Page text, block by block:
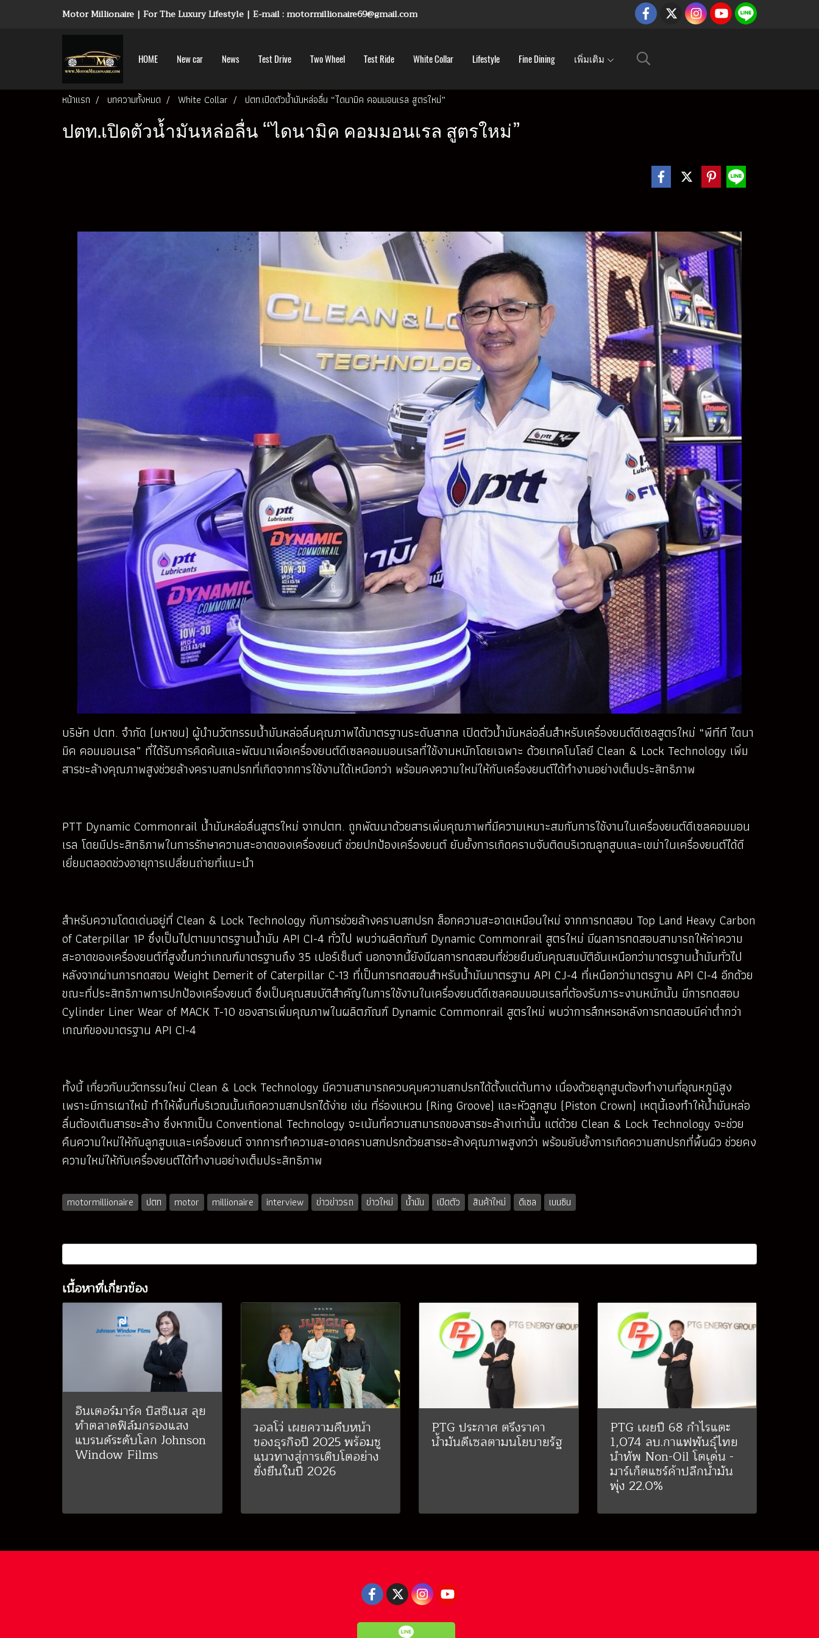
Motor Millionaire | For The Luxury Lifestyle | E-mail : motormillionaire69@gmail.com
HOME New car News Test Drive Two Wheel Test Ride White Collar Lifestyle Fine Dining เพิ่มเติม
หน้าแรก บทความทั้งหมด White Collar ปตท.เปิดตัวน้ำมันหล่อลื่น “ไดนามิค คอมมอนเรล สูตรใหม่”
ปตท.เปิดตัวน้ำมันหล่อลื่น “ไดนามิค คอมมอนเรล สูตรใหม่”
บริษัท ปตท. จำกัด (มหาชน) ผู้นำนวัตกรรมน้ำมันหล่อลื่นคุณภาพได้มาตรฐานระดับสากล เปิดตัวน้ำมันหล่อลื่นสำหรับเครื่องยนต์ดีเซลสูตรใหม่ “พีทีที ไดนา
มิค คอมมอนเรล” ที่ได้รับการคิดค้นและพัฒนาเพื่อเครื่องยนต์ดีเซลคอมมอนเรลที่ใช้งานหนักโดยเฉพาะ ด้วยเทคโนโลยี Clean & Lock Technology เพิ่ม
สารชะล้างคุณภาพสูงช่วยล้างคราบสกปรกที่เกิดจากการใช้งานได้เหนือกว่า พร้อมคงความใหม่ให้กับเครื่องยนต์ได้ทำงานอย่างเต็มประสิทธิภาพ
PTT Dynamic Commonrail น้ำมันหล่อลื่นสูตรใหม่ จากปตท. ถูกพัฒนาด้วยสารเพิ่มคุณภาพที่มีความเหมาะสมกับการใช้งานในเครื่องยนต์ดีเซลคอมมอน
เรล โดยมีประสิทธิภาพในการรักษาความสะอาดของเครื่องยนต์ ช่วยปกป้องเครื่องยนต์ ยับยั้งการเกิดคราบจับติดบริเวณลูกสูบและเขม่าในเครื่องยนต์ได้ดี
เยี่ยมตลอดช่วงอายุการเปลี่ยนถ่ายที่แนะนำ
สำหรับความโดดเด่นอยู่ที่ Clean & Lock Technology กับการช่วยล้างคราบสกปรก ล็อกความสะอาดเหมือนใหม่ จากการทดสอบ Top Land Heavy Carbon
of Caterpillar 1P ซึ่งเป็นไปตามมาตรฐานน้ำมัน API CI-4 ทั่วไป พบว่าผลิตภัณฑ์ Dynamic Commonrail สูตรใหม่ มีผลการทดสอบสามารถให้ค่าความ
สะอาดของเครื่องยนต์ที่สูงขึ้นกว่าเกณฑ์มาตรฐานถึง 35 เปอร์เซ็นต์ นอกจากนี้ยังมีผลการทดสอบที่ช่วยยืนยันคุณสมบัติอันเหนือกว่ามาตรฐานน้ำมันทั่วไป
หลังจากผ่านการทดสอบ Weight Demerit of Caterpillar C-13 ที่เป็นการทดสอบสำหรับน้ำมันมาตรฐาน API CJ-4 ที่เหนือกว่ามาตรฐาน API CI-4 อีกด้วย
ขณะที่ประสิทธิภาพการปกป้องเครื่องยนต์ ซึ่งเป็นคุณสมบัติสำคัญในการใช้งานในเครื่องยนต์ดีเซลคอมมอนเรลที่ต้องรับภาระงานหนักนั้น มีการทดสอบ
Cylinder Liner Wear of MACK T-10 ของสารเพิ่มคุณภาพในผลิตภัณฑ์ Dynamic Commonrail สูตรใหม่ พบว่าการสึกหรอหลังการทดสอบมีค่าต่ำกว่า
เกณฑ์ของมาตรฐาน API CI-4
ทั้งนี้ เกี่ยวกับนวัตกรรมใหม่ Clean & Lock Technology มีความสามารถควบคุมความสกปรกได้ตั้งแต่ต้นทาง เนื่องด้วยลูกสูบต้องทำงานที่อุณหภูมิสูง
เพราะมีการเผาไหม้ ทำให้พื้นที่บริเวณนั้นเกิดความสกปรกได้ง่าย เช่น ที่ร่องแหวน (Ring Groove) และหัวลูกสูบ (Piston Crown) เหตุนี้เองทำให้น้ำมันหล่อ
ลื่นต้องเติมสารชะล้าง ซึ่งหากเป็น Conventional Technology จะเน้นที่ความสามารถของสารชะล้างเท่านั้น แต่ด้วย Clean & Lock Technology จะช่วย
คืนความใหม่ให้กับลูกสูบและเครื่องยนต์ จากการทำความสะอาดคราบสกปรกด้วยสารชะล้างคุณภาพสูงกว่า พร้อมยับยั้งการเกิดความสกปรกที่พื้นผิว ช่วยคง
ความใหม่ให้กับเครื่องยนต์ได้ทำงานอย่างเต็มประสิทธิภาพ
motormillionaire ปตท motor millionaire interview ข่าวข่าวรถ ข่าวใหม่ น้ำมัน เปิดตัว สินค้าใหม่ ดีเซล เบนซิน
เนื้อหาที่เกี่ยวข้อง
อินเตอร์มาร์ค บิสซิเนส ลุย
ทำตลาดฟิล์มกรองแสง
แบรนด์ระดับโลก Johnson
Window Films
วอลโว่ เผยความคืบหน้า
ของธุรกิจปี 2025 พร้อมชู
แนวทางสู่การเติบโตอย่าง
ยั่งยืนในปี 2026
PTG ประกาศ ตรึงราคา
น้ำมันดีเซลตามนโยบายรัฐ
PTG เผยปี 68 กำไรแตะ
1,074 ลบ.กาแฟพันธุ์ไทย
นำทัพ Non-Oil โตเด่น -
มาร์เก็ตแชร์ค้าปลีกน้ำมัน
พุ่ง 22.0%